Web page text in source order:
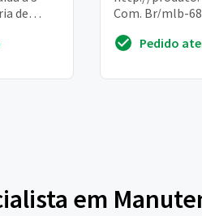
de
Com. Br/mlb-
cerca-de-
Pedido
em